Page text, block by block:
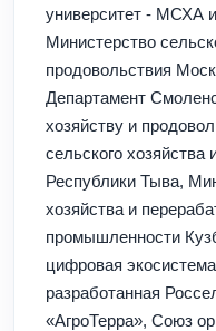
университет - МСХА
Министерство
продовольствия
Департамент
хозяйству и
сельского хозяйства
Республики Тыва,
хозяйства и
промышленности
цифровая
разработанная
«АгроТерра», Союз